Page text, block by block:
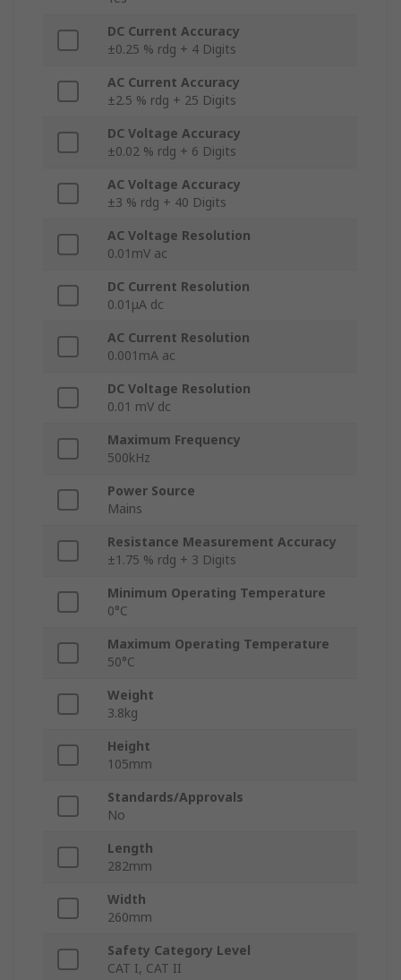
DC Current Accuracy
±0.25 % rdg + 4 Digits
AC Current Accuracy
±2.5 % rdg + 25 Digits
DC Voltage Accuracy
±0.02 % rdg + 6 Digits
AC Voltage Accuracy
±3 % rdg + 40 Digits
AC Voltage Resolution
0.01mV ac
DC Current Resolution
0.01μA dc
AC Current Resolution
0.001mA ac
DC Voltage Resolution
0.01 mV dc
Maximum Frequency
500kHz
Power Source
Mains
Resistance Measurement Accuracy
±1.75 % rdg + 3 Digits
Minimum Operating Temperature
0°C
Maximum Operating Temperature
50°C
Weight
3.8kg
Height
105mm
Standards/Approvals
No
Length
282mm
Width
260mm
Safety Category Level
CAT I, CAT II